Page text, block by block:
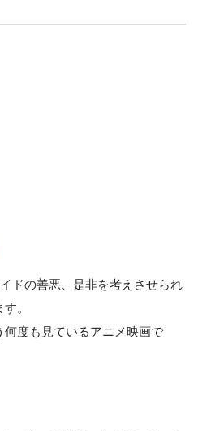
ドの善悪、是非を考えさせられ
。
度も見ているアニメ映画で